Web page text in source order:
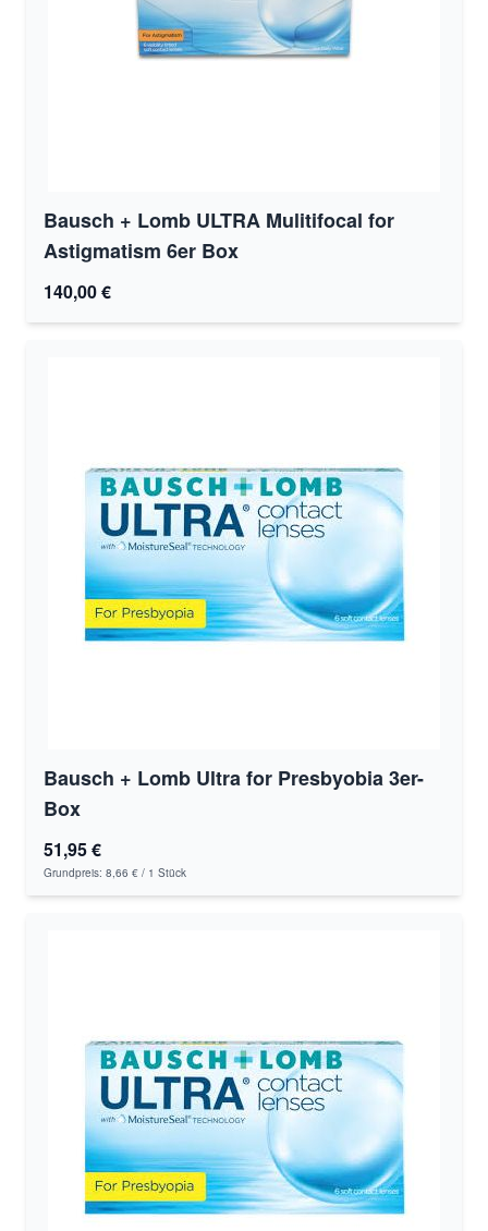
Bausch + Lomb ULTRA Mulitifocal for
Astigmatism 6er Box
140,00 €
Bausch + Lomb Ultra for Presbyobia 3er-
Box
51,95 €
Grundpreis: 8,66 € / 1 Stück